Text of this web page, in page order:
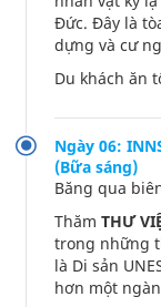
Đức. Đây là
dựng và cư
Du khách ăn
Ngày 06:
(Bữa sáng)
Băng qua
Thăm THƯ
trong những
là Di sản
hơn một